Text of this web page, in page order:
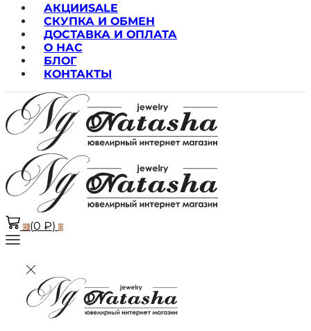
АКЦИИSALE
СКУПКА И ОБМЕН
ДОСТАВКА И ОПЛАТА
О НАС
БЛОГ
КОНТАКТЫ
0 (0 ₽) 0